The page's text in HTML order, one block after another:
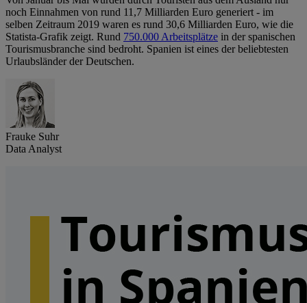
noch Einnahmen von rund 11,7 Milliarden Euro generiert - im
selben Zeitraum 2019 waren es rund 30,6 Milliarden Euro, wie die
Statista-Grafik zeigt. Rund 750.000 Arbeitsplätze in der spanischen
Tourismusbranche sind bedroht. Spanien ist eines der beliebtesten
Urlaubsländer der Deutschen.
Frauke Suhr
Data Analyst